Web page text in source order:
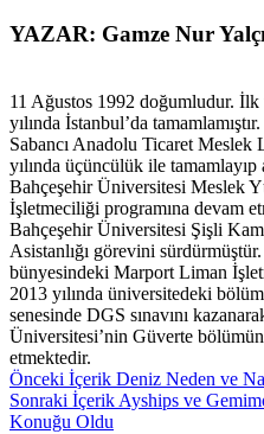
YAZAR: Gamze Nur
11 Ağustos 1992 doğumludur.
yılında İstanbul’da
Sabancı Anadolu Ticaret
yılında üçüncülük ile tamamlayıp
Bahçeşehir Üniversitesi Meslek
İşletmeciliği programına devam
Bahçeşehir Üniversitesi Şişli
Asistanlığı görevini
bünyesindeki Marport Liman
2013 yılında üniversitedeki
senesinde DGS sınavını
Üniversitesi’nin Güverte
etmektedir.
Önceki İçerik Deniz Neden ve
Sonraki İçerik Ayships ve
Konuğu Oldu